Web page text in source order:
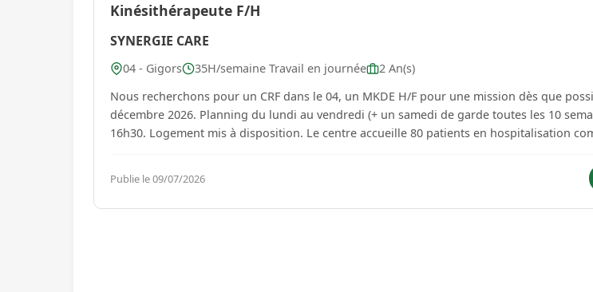
Kinésithérapeute F/H
SYNERGIE CARE
04 - Gigors 35H/semaine Travail en journée
2 An(s)
Nous recherchons pour un CRF dans le 04, un MKDE H/F pour une mission dès que
décembre 2026. Planning du lundi au vendredi (+ un samedi de garde toutes les 10
16h30. Logement mis à disposition. Le centre accueille 80 patients en
Publie le 09/07/2026